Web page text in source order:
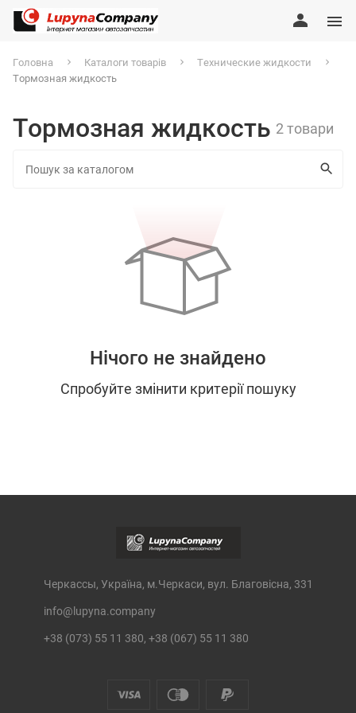
Головна Каталоги товарів
Технические жидкости
Тормозная жидкость
Тормозная жидкость 2 товари
Нічого не знайдено
Спробуйте змінити критерії пошуку
Черкассы, Україна, м.Черкаси, вул. Благовісна, 331
info@lupyna.company
+38 (073) 55 11 380, +38 (067) 55 11 380